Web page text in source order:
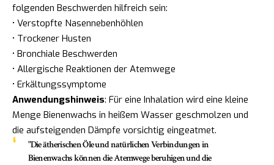
folgenden Beschwerden hilfreich sein:
• Verstopfte Nasennebenhöhlen
• Trockener Husten
• Bronchiale Beschwerden
• Allergische Reaktionen der Atemwege
• Erkältungssymptome
Anwendungshinweis: Für eine Inhalation wird eine kleine
Menge Bienenwachs in heißem Wasser geschmolzen und
die aufsteigenden Dämpfe vorsichtig eingeatmet.
"Die ätherischen Öle und natürlichen Verbindungen in
Bienenwachs können die Atemwege beruhigen und die